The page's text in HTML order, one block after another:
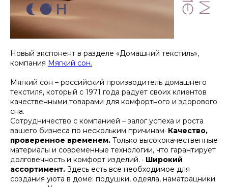
Новый экспонент в разделе «Домашний текстиль»,
компания Мягкий сон.
Мягкий сон – российский производитель домашнего
текстиля, который с 1971 года радует своих клиентов
качественными товарами для комфортного и здорового
сна.
Сотрудничество с компанией – залог успеха и роста
вашего бизнеса по нескольким причинам· Качество,
проверенное временем. Только высококачественные
материалы и современные технологии, что гарантирует
долговечность и комфорт изделий. · Широкий
ассортимент. Здесь есть все необходимое для
создания уюта в доме: подушки, одеяла, наматрацники